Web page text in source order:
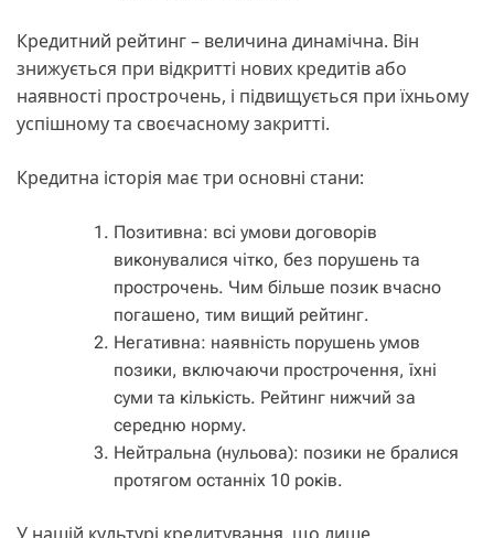
Кредитний рейтинг – величина динамічна. Він
знижується при відкритті нових кредитів або
наявності прострочень, і підвищується при їхньому
успішному та своєчасному закритті.
Кредитна історія має три основні стани:
Позитивна: всі умови договорів
виконувалися чітко, без порушень та
прострочень. Чим більше позик вчасно
погашено, тим вищий рейтинг.
Негативна: наявність порушень умов
позики, включаючи прострочення, їхні
суми та кількість. Рейтинг нижчий за
середню норму.
Нейтральна (нульова): позики не бралися
протягом останніх 10 років.